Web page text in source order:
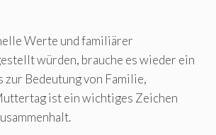
Werte und familiärer
würden, brauche es wieder ein
Bedeutung von Familie,
ist ein wichtiges Zeichen